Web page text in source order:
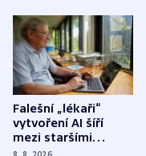
Falešní „lékaři“
vytvoření AI šíří
mezi staršími
Poláky nebezpečné